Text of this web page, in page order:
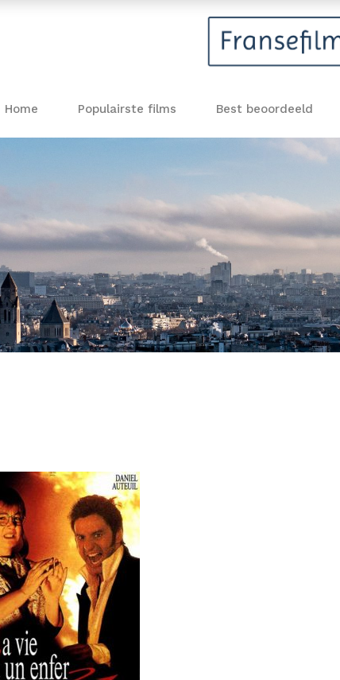
Home Populairste films Best beoordeeld